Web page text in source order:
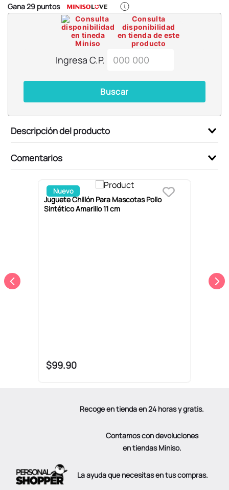
Gana29 puntos
Consulta
disponibilidad
en tienda de este
producto
Ingresa C.P.
Buscar
Descripción del producto
Comentarios
Nuevo
Juguete Chillón Para Mascotas Pollo
Sintético Amarillo 11 cm
$99.90
Recoge en tienda en 24 horas y gratis.
Contamos con devoluciones
en tiendas Miniso.
La ayuda que necesitas en tus compras.
9.
chiikawas